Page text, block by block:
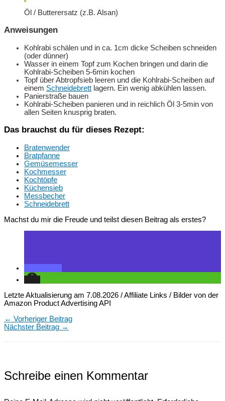
Öl / Butterersatz (z.B. Alsan)
Anweisungen
Kohlrabi schälen und in ca. 1cm dicke Scheiben schneiden
(oder dünner)
Wasser in einem Topf zum Kochen bringen und darin die
Kohlrabi-Scheiben 5-6min kochen
Topf über Abtropfsieb leeren und die Kohlrabi-Scheiben auf
einem Schneidebrett lagern. Ein wenig abkühlen lassen.
Panierstraße bauen
Kohlrabi-Scheiben panieren und in reichlich Öl 3-5min von
allen Seiten knusprig braten.
Das brauchst du für dieses Rezept:
Bratenwender
Bratpfanne
Gemüsemesser
Kochmesser
Kochtöpfe
Küchensieb
Messbecher
Schneidebrett
Machst du mir die Freude und teilst diesen Beitrag als erstes?
Letzte Aktualisierung am 7.08.2026 / Affiliate Links / Bilder von der
Amazon Product Advertising API
← Vorheriger Beitrag
Nächster Beitrag →
Schreibe einen Kommentar